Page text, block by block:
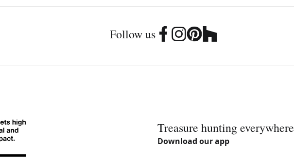
Follow us
Treasure hunting everywhere
Download our app